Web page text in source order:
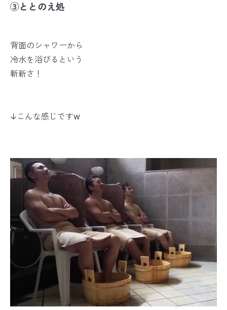
③ととのえ処
背面のシャワーから
冷水を浴びるという
斬新さ！
↓こんな感じですw